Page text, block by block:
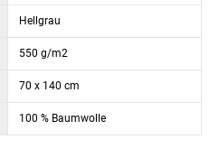
Hellgrau
550 g/m2
70 x 140 cm
100 % Baumwolle